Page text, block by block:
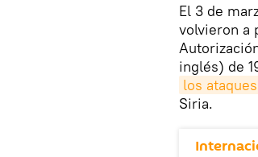
El 3 de
volvieron a
inglés) de
los
Siria.